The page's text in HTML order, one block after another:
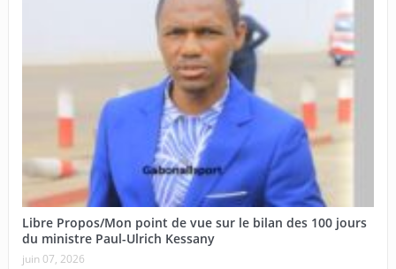
Libre Propos/Mon point de vue sur le bilan des 100 jours
du ministre Paul-Ulrich Kessany
juin 07, 2026